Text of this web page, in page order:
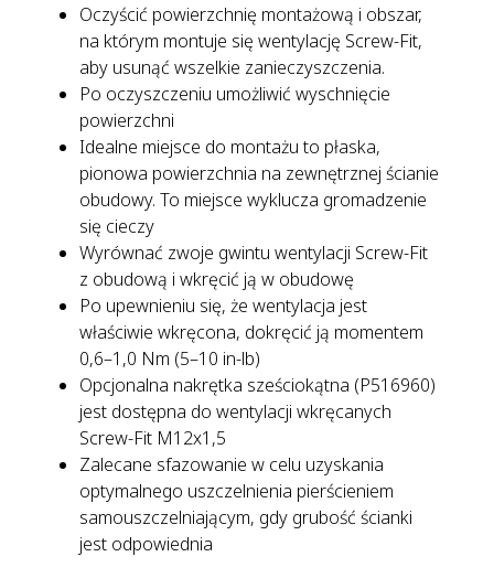
Oczyścić powierzchnię montażową i obszar,
na którym montuje się wentylację Screw-Fit,
aby usunąć wszelkie zanieczyszczenia.
Po oczyszczeniu umożliwić wyschnięcie
powierzchni
Idealne miejsce do montażu to płaska,
pionowa powierzchnia na zewnętrznej ścianie
obudowy. To miejsce wyklucza gromadzenie
się cieczy
Wyrównać zwoje gwintu wentylacji Screw-Fit
z obudową i wkręcić ją w obudowę
Po upewnieniu się, że wentylacja jest
właściwie wkręcona, dokręcić ją momentem
0,6–1,0 Nm (5–10 in-lb)
Opcjonalna nakrętka sześciokątna (P516960)
jest dostępna do wentylacji wkręcanych
Screw-Fit M12x1,5
Zalecane sfazowanie w celu uzyskania
optymalnego uszczelnienia pierścieniem
samouszczelniającym, gdy grubość ścianki
jest odpowiednia